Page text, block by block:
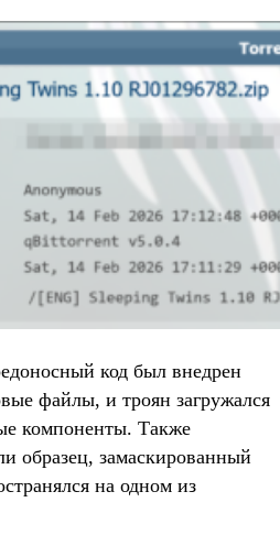
код был внедрен
файлы, и троян загружался
компоненты. Также
образец, замаскированный
на одном из